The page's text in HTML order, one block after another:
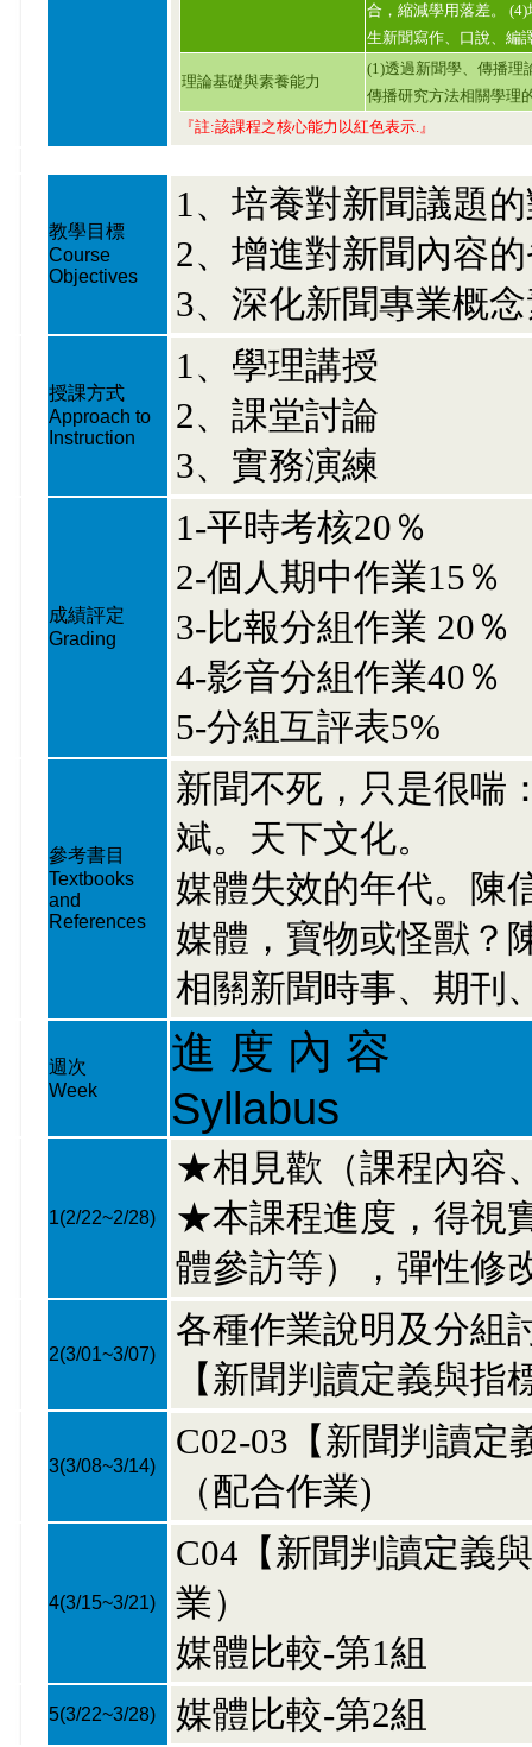
合，縮減學用落差。
生新聞寫作、口說、編
理論基礎與素養能力
(1)透過新聞學、傳播理
傳播研究方法相關學理
『註:該課程之核心能力以紅色表示.』
教學目標
Course
Objectives
1、培養對新聞議題
2、增進對新聞內容
3、深化新聞專業概
授課方式
Approach to
Instruction
1、學理講授
2、課堂討論
3、實務演練
成績評定
Grading
1-平時考核20％
2-個人期中作業15％
3-比報分組作業 20％
4-影音分組作業40％
5-分組互評表5%
參考書目
Textbooks
and
References
新聞不死，只是很喘
斌。天下文化。
媒體失效的年代。陳
媒體，寶物或怪獸？
相關新聞時事、期刊
週次
Week
進 度 內 容
Syllabus
1(2/22~2/28)
★相見歡（課程內容
★本課程進度，得視
體參訪等），彈性修
2(3/01~3/07)
各種作業說明及分組
【新聞判讀定義與
3(3/08~3/14)
C02-03【新聞判讀定
（配合作業)
4(3/15~3/21)
C04【新聞判讀定義
業）
媒體比較-第1組
5(3/22~3/28) 媒體比較-第2組